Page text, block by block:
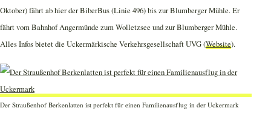
Oktober) fährt ab hier der BiberBus (Linie 496) bis zur Blumberger Mühle. Er
fährt vom Bahnhof Angermünde zum Wolletzsee und zur Blumberger Mühle.
Alles Infos bietet die Uckermärkische Verkehrsgesellschaft UVG (Website).
Der Straußenhof Berkenlatten ist perfekt für einen Familienausflug in der Uckermark